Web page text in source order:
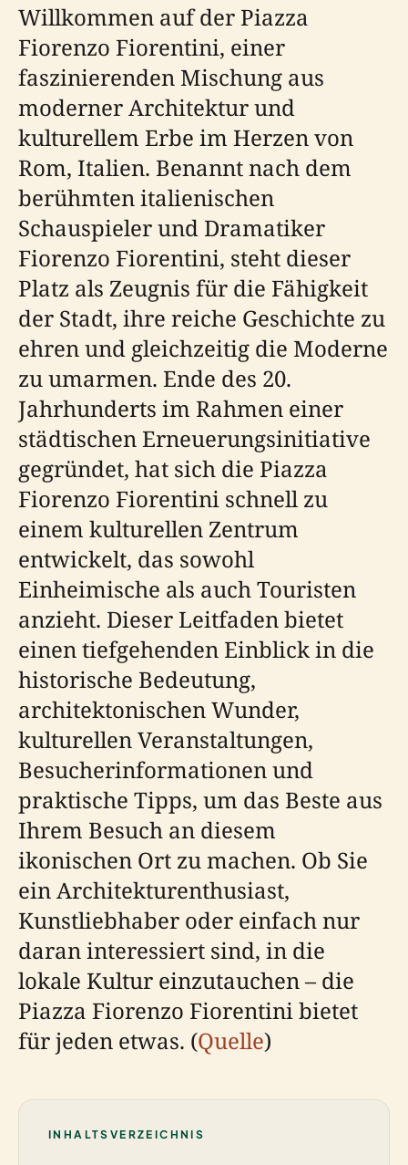
Willkommen auf der Piazza
Fiorenzo Fiorentini, einer
faszinierenden Mischung aus
moderner Architektur und
kulturellem Erbe im Herzen von
Rom, Italien. Benannt nach dem
berühmten italienischen
Schauspieler und Dramatiker
Fiorenzo Fiorentini, steht dieser
Platz als Zeugnis für die Fähigkeit
der Stadt, ihre reiche Geschichte zu
ehren und gleichzeitig die Moderne
zu umarmen. Ende des 20.
Jahrhunderts im Rahmen einer
städtischen Erneuerungsinitiative
gegründet, hat sich die Piazza
Fiorenzo Fiorentini schnell zu
einem kulturellen Zentrum
entwickelt, das sowohl
Einheimische als auch Touristen
anzieht. Dieser Leitfaden bietet
einen tiefgehenden Einblick in die
historische Bedeutung,
architektonischen Wunder,
kulturellen Veranstaltungen,
Besucherinformationen und
praktische Tipps, um das Beste aus
Ihrem Besuch an diesem
ikonischen Ort zu machen. Ob Sie
ein Architekturenthusiast,
Kunstliebhaber oder einfach nur
daran interessiert sind, in die
lokale Kultur einzutauchen – die
Piazza Fiorenzo Fiorentini bietet
für jeden etwas. (Quelle)
INHALTSVERZEICHNIS